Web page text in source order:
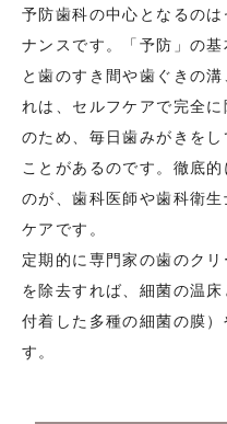
予防歯科の中心となるの
ナンスです。「予防」の
と歯のすき間や歯ぐきの
れは、セルフケアで完全
のため、毎日歯みがきを
ことがあるのです。徹底
のが、歯科医師や歯科衛
ケアです。
定期的に専門家の歯のク
を除去すれば、細菌の温
付着した多種の細菌の膜
す。